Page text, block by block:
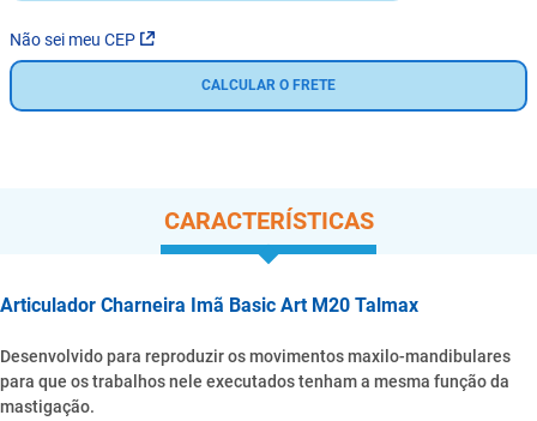
Não sei meu CEP
CALCULAR O FRETE
CARACTERÍSTICAS
Articulador Charneira Imã Basic Art M20 Talmax
Desenvolvido para reproduzir os movimentos maxilo-mandibulares
para que os trabalhos nele executados tenham a mesma função da
mastigação.